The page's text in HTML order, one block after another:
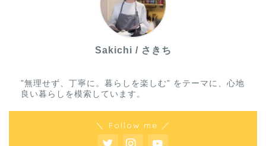
Sakichi / さきち
”無理せず、丁寧に。暮らしを楽しむ” をテーマに、心地
良い暮らしを模索しています。
＼ Follow me ／